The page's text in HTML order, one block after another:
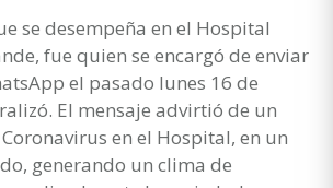
se desempeña en el Hospital
fue quien se encargó de enviar
el pasado lunes 16 de
El mensaje advirtió de un
en el Hospital, en un
generando un clima de